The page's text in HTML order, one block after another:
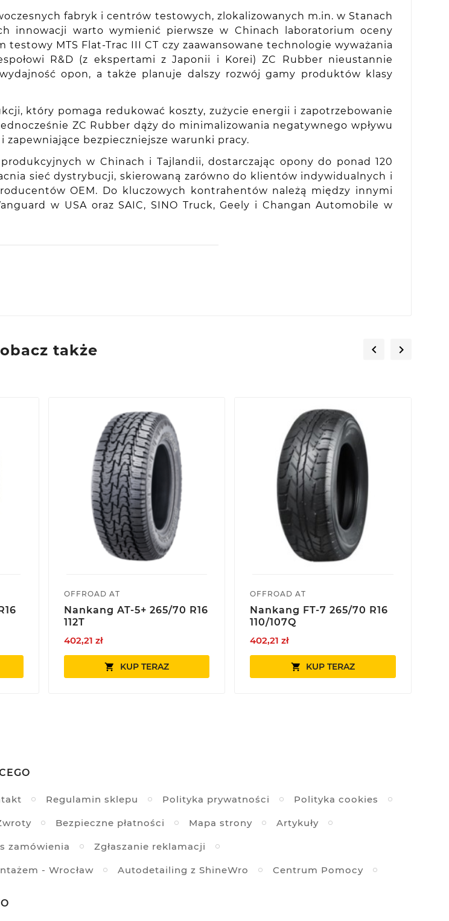
fabryk i centrów testowych, zlokalizowanych m.in. w Stanach
innowacji warto wymienić pierwsze w Chinach laboratorium oceny
testowy MTS Flat-Trac III CT czy zaawansowane technologie wyważania
R&D (z ekspertami z Japonii i Korei) ZC Rubber nieustannie
opon, a także planuje dalszy rozwój gamy produktów klasy
który pomaga redukować koszty, zużycie energii i zapotrzebowanie
ZC Rubber dąży do minimalizowania negatywnego wpływu
bezpieczniejsze warunki pracy.
w Chinach i Tajlandii, dostarczając opony do ponad 120
sieć dystrybucji, skierowaną zarówno do klientów indywidualnych i
OEM. Do kluczowych kontrahentów należą między innymi
w USA oraz SAIC, SINO Truck, Geely i Changan Automobile w
także  
OFFROAD AT
Nankang AT-5+ 265/70 R16
112T
402,21 zł
 KUP TERAZ
OFFROAD AT
Nankang FT-7 265/70 R16
110/107Q
402,21 zł
 KUP TERAZ
Regulamin sklepu Polityka prywatności Polityka cookies
Bezpieczne płatności Mapa strony Artykuły
zamówienia Zgłaszanie reklamacji
- Wrocław Autodetailing z ShineWro Centrum Pomocy